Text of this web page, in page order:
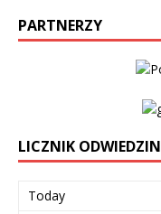
PARTNERZY
LICZNIK ODWIEDZIN
Today